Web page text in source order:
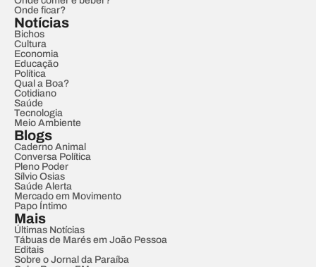
Onde ficar?
Notícias
Bichos
Cultura
Economia
Educação
Política
Qual a Boa?
Cotidiano
Saúde
Tecnologia
Meio Ambiente
Blogs
Caderno Animal
Conversa Política
Pleno Poder
Sílvio Osias
Saúde Alerta
Mercado em Movimento
Papo Íntimo
Mais
Últimas Notícias
Tábuas de Marés em João Pessoa
Editais
Sobre o Jornal da Paraíba